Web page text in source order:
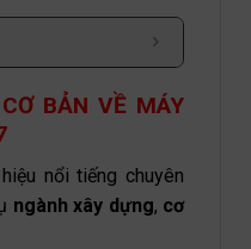
BẢN VỀ MÁY
nổi tiếng chuyên
ngành xây dựng, cơ